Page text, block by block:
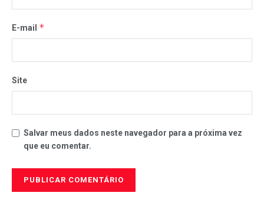
E-mail *
Site
Salvar meus dados neste navegador para a próxima vez
que eu comentar.